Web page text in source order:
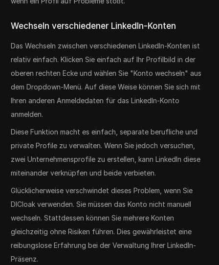
Wechseln verschiedener LinkedIn-Konten
Das Wechseln zwischen verschiedenen LinkedIn-Konten ist
relativ einfach. Klicken Sie einfach auf Ihr Profilbild in der
oberen rechten Ecke und wählen Sie "Konto wechseln" aus
dem Dropdown-Menü. Auf diese Weise können Sie sich mit
Ihren anderen Anmeldedaten für das LinkedIn-Konto
anmelden.
Diese Funktion macht es einfach, separate berufliche und
private Profile zu verwalten. Wenn Sie jedoch versuchen,
zwei Unternehmensprofile zu erstellen, kann LinkedIn diese
miteinander verknüpfen und beide verbieten.
Glücklicherweise verschwindet dieses Problem, wenn Sie
DICloak verwenden. Sie müssen das Konto nicht manuell
wechseln. Stattdessen können Sie mehrere Konten
gleichzeitig ohne Risiken führen. Dies gewährleistet eine
reibungslose Erfahrung bei der Verwaltung Ihrer LinkedIn-
Präsenz.